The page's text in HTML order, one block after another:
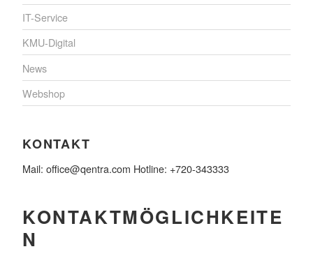
IT-Service
KMU-Digital
News
Webshop
KONTAKT
Mail: office@qentra.com Hotline: +720-343333
KONTAKTMÖGLICHKEITE
N